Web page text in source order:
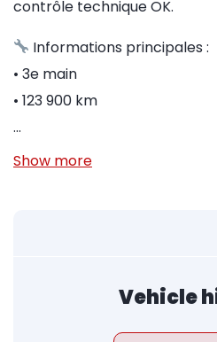
contrôle technique OK.
Informations principales :
• 3e main
• 123 900 km
…
Show more
Vehicle